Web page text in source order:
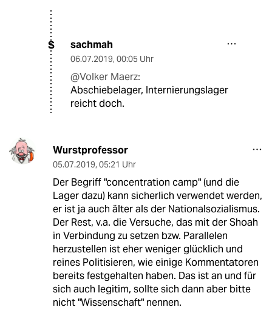
S sachmah
06.07.2019, 00:05 Uhr
@Volker Maerz:
Abschiebelager, Internierungslager
reicht doch.
Wurstprofessor
05.07.2019, 05:21 Uhr
Der Begriff "concentration camp" (und die
Lager dazu) kann sicherlich verwendet werden,
er ist ja auch älter als der Nationalsozialismus.
Der Rest, v.a. die Versuche, das mit der Shoah
in Verbindung zu setzen bzw. Parallelen
herzustellen ist eher weniger glücklich und
reines Politisieren, wie einige Kommentatoren
bereits festgehalten haben. Das ist an und für
sich auch legitim, sollte sich dann aber bitte
nicht "Wissenschaft" nennen.